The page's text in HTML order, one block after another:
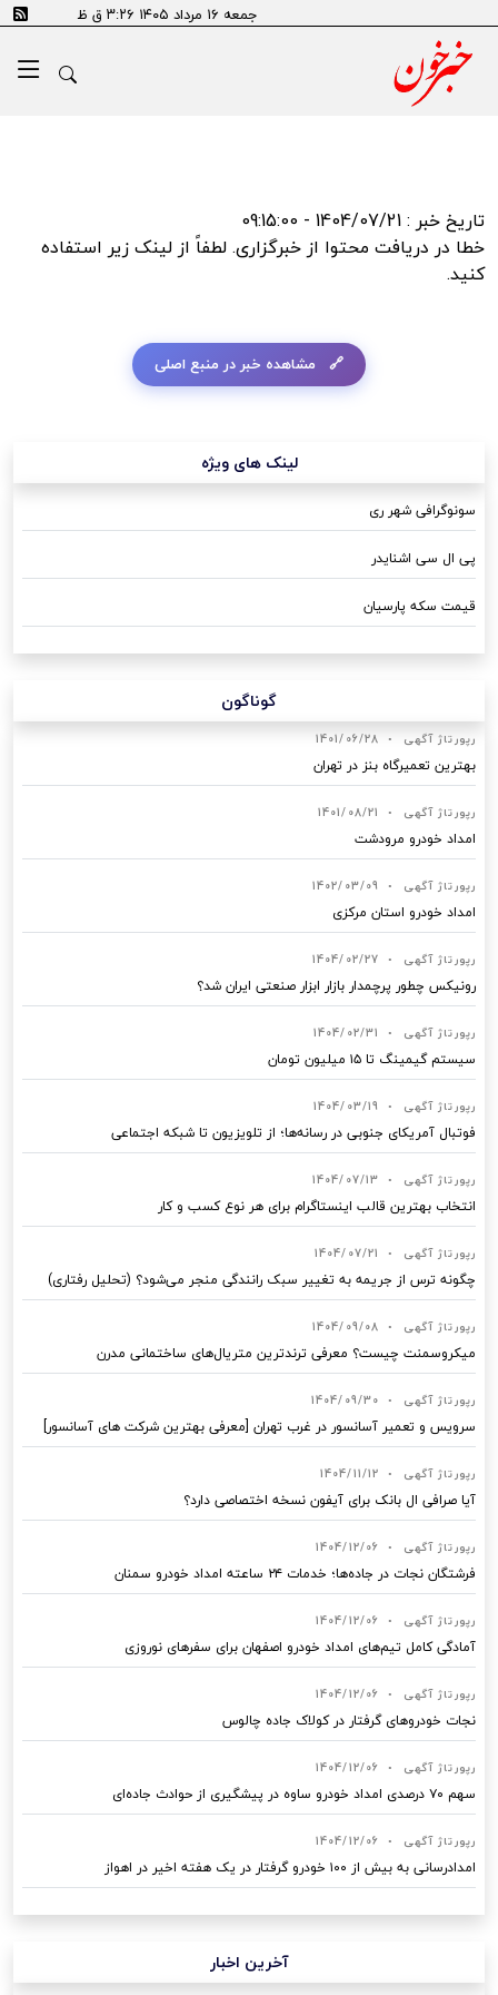
جمعه ۱۶ مرداد ۱۴۰۵ ۳:۲۶ ق ظ
error:Could not resolve host: tn.ai
تاریخ خبر : 1404/07/21 - 09:15:00
خطا در دریافت محتوا از خبرگزاری. لطفاً از لینک زیر استفاده
کنید.
مشاهده خبر در منبع اصلی
لینک های ویژه
سونوگرافی شهر ری
پی ال سی اشنایدر
قیمت سکه پارسیان
گوناگون
رپورتاژ آگهی •
1401/06/28
بهترین تعمیرگاه بنز در تهران
رپورتاژ آگهی •
1401/08/21
امداد خودرو مرودشت
رپورتاژ آگهی •
1402/03/09
امداد خودرو استان مرکزی
رپورتاژ آگهی •
1404/02/27
رونیکس چطور پرچمدار بازار ابزار صنعتی ایران شد؟
رپورتاژ آگهی •
1404/02/31
سیستم گیمینگ تا ۱۵ میلیون تومان
رپورتاژ آگهی •
1404/03/19
فوتبال آمریکای جنوبی در رسانه‌ها؛ از تلویزیون تا شبکه اجتماعی
رپورتاژ آگهی •
1404/07/13
انتخاب بهترین قالب‌ اینستاگرام برای هر نوع کسب‌ و کار
رپورتاژ آگهی •
1404/07/21
چگونه ترس از جریمه به تغییر سبک رانندگی منجر می‌شود؟ (تحلیل رفتاری)
رپورتاژ آگهی •
1404/09/08
میکروسمنت چیست؟ معرفی ترندترین متریال‌های ساختمانی مدرن
رپورتاژ آگهی •
1404/09/30
سرویس و تعمیر آسانسور در غرب تهران [معرفی بهترین شرکت های آسانسور]
رپورتاژ آگهی •
1404/11/12
آیا صرافی ال بانک برای آیفون نسخه اختصاصی دارد؟
رپورتاژ آگهی •
1404/12/06
فرشتگان نجات در جاده‌ها؛ خدمات ۲۴ ساعته امداد خودرو سمنان
رپورتاژ آگهی •
1404/12/06
آمادگی کامل تیم‌های امداد خودرو اصفهان برای سفرهای نوروزی
رپورتاژ آگهی •
1404/12/06
نجات خودروهای گرفتار در کولاک جاده چالوس
رپورتاژ آگهی •
1404/12/06
سهم ۷۰ درصدی امداد خودرو ساوه در پیشگیری از حوادث جاده‌ای
رپورتاژ آگهی •
1404/12/06
امدادرسانی به بیش از ۱۰۰ خودرو گرفتار در یک هفته اخیر در اهواز
آخرین اخبار